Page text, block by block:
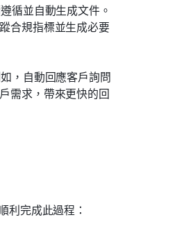
循並自動生成文件。
合規指標並生成必要
，自動回應客戶詢問
需求，帶來更快的回
利完成此過程：